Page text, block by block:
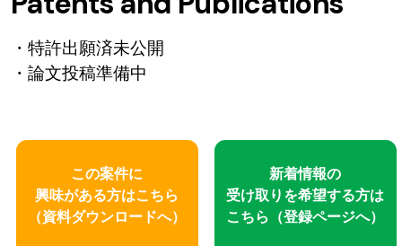
・特許出願済未公開
・論文投稿準備中
この案件に
興味がある方はこちら
（資料ダウンロードへ）
新着情報の
受け取りを希望する方は
こちら （登録ページへ）